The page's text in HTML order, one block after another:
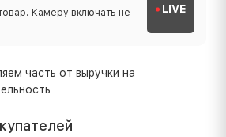
Камеру включать не
LIVE
часть от выручки на